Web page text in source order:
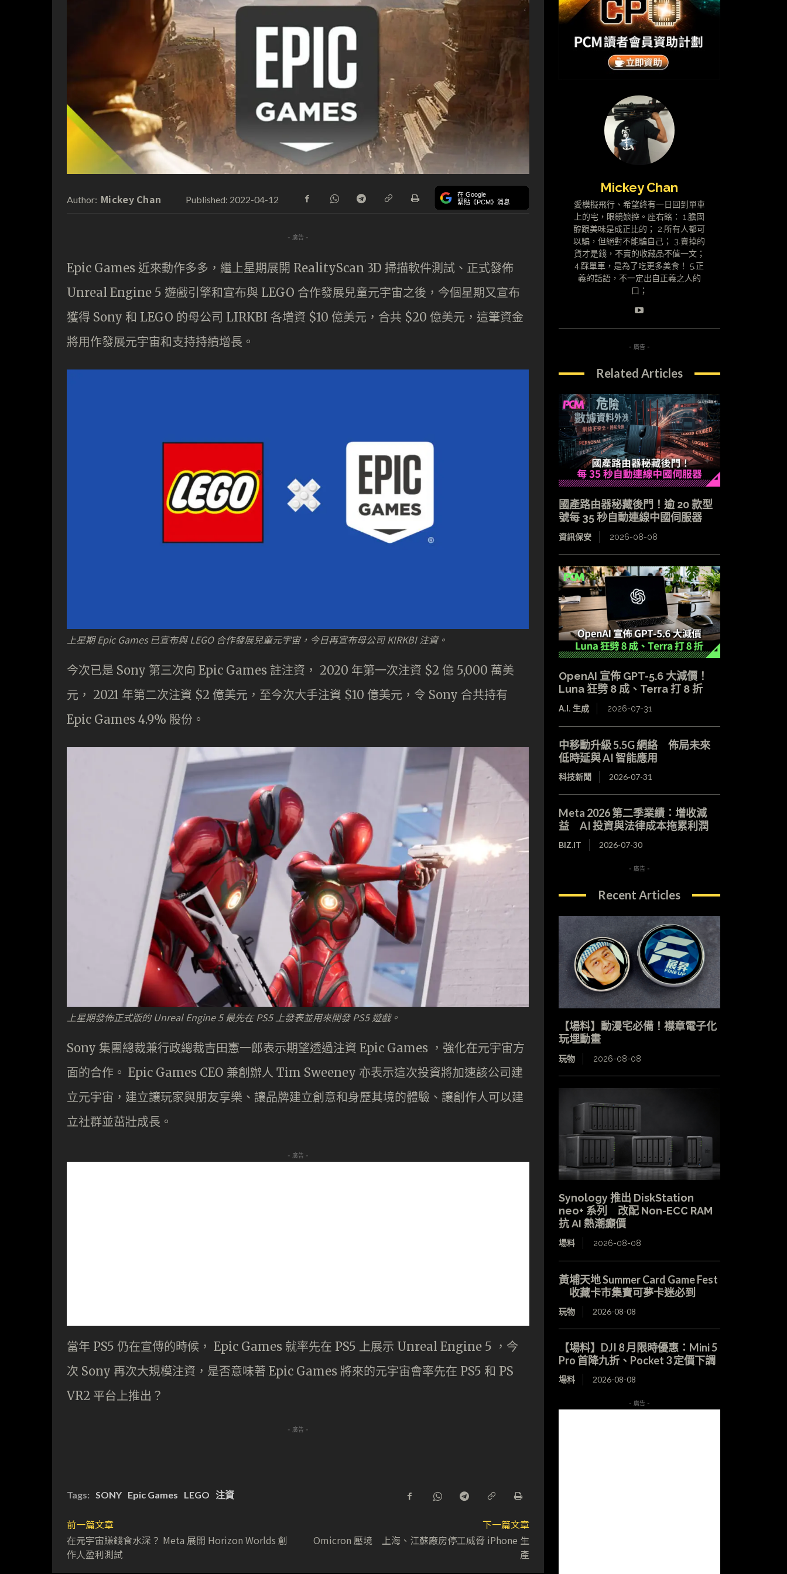
Author: Mickey Chan Published: 2022-04-12 在 Google
緊貼《PCM》消息
- 廣告 -
Epic Games 近來動作多多，繼上星期展開 RealityScan 3D 掃描軟件測試、正式發佈
Unreal Engine 5 遊戲引擎和宣布與 LEGO 合作發展兒童元宇宙之後，今個星期又宣布
獲得 Sony 和 LEGO 的母公司 LIRKBI 各增資 $10 億美元，合共 $20 億美元，這筆資金
將用作發展元宇宙和支持持續增長。
上星期 Epic Games 已宣布與 LEGO 合作發展兒童元宇宙，今日再宣布母公司 KIRKBI 注資。
今次已是 Sony 第三次向 Epic Games 註注資， 2020 年第一次注資 $2 億 5,000 萬美
元， 2021 年第二次注資 $2 億美元，至今次大手注資 $10 億美元，令 Sony 合共持有
Epic Games 4.9% 股份。
上星期發佈正式版的 Unreal Engine 5 最先在 PS5 上發表並用來開發 PS5 遊戲。
Sony 集團總裁兼行政總裁吉田憲一郎表示期望透過注資 Epic Games ，強化在元宇宙方
面的合作。 Epic Games CEO 兼創辦人 Tim Sweeney 亦表示這次投資將加速該公司建
立元宇宙，建立讓玩家與朋友享樂、讓品牌建立創意和身歷其境的體驗、讓創作人可以建
立社群並茁壯成長。
- 廣告 -
當年 PS5 仍在宣傳的時候， Epic Games 就率先在 PS5 上展示 Unreal Engine 5 ，今
次 Sony 再次大規模注資，是否意味著 Epic Games 將來的元宇宙會率先在 PS5 和 PS
VR2 平台上推出？
- 廣告 -
Tags: SONY Epic Games LEGO 注資
前一篇文章
在元宇宙賺錢食水深？ Meta 展開 Horizon Worlds 創
作人盈利測試
下一篇文章
Omicron 壓境 上海、江蘇廠房停工威脅 iPhone 生
產
Mickey Chan
愛模擬飛行、希望終有一日回到單車
上的宅，眼鏡娘控。座右銘： 1.膽固
醇跟美味是成正比的； 2.所有人都可
以騙，但絕對不能騙自己； 3.賣掉的
貨才是錢，不賣的收藏品不值一文；
4.踩單車，是為了吃更多美食！ 5.正
義的話語，不一定出自正義之人的
口；
- 廣告 -
Related Articles
國產路由器秘藏後門！逾 20 款型
號每 35 秒自動連線中國伺服器
資訊保安 2026-08-08
OpenAI 宣佈 GPT-5.6 大減價！
Luna 狂劈 8 成、Terra 打 8 折
A.I. 生成 2026-07-31
中移動升級 5.5G 網絡 佈局未來
低時延與 AI 智能應用
科技新聞 2026-07-31
Meta 2026 第二季業績：增收減
益 AI 投資與法律成本拖累利潤
BIZ.IT 2026-07-30
- 廣告 -
Recent Articles
【場料】動漫宅必備！襟章電子化
玩埋動畫
玩物 2026-08-08
Synology 推出 DiskStation
neo+ 系列 改配 Non-ECC RAM
抗 AI 熱潮癲價
場料 2026-08-08
黃埔天地 Summer Card Game Fest
收藏卡市集寶可夢卡迷必到
玩物 2026-08-08
【場料】DJI 8 月限時優惠：Mini 5
Pro 首降九折、Pocket 3 定價下調
場料 2026-08-08
- 廣告 -